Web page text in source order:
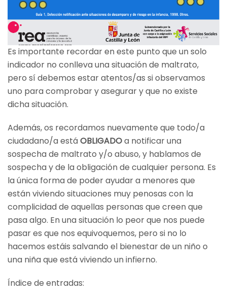
Es importante recordar en este punto que un solo
indicador no conlleva una situación de maltrato,
pero sí debemos estar atentos/as si observamos
uno para comprobar y asegurar y que no existe
dicha situación.
Además, os recordamos nuevamente que todo/a
ciudadano/a estáOBLIGADOa notificar una
sospecha de maltrato y/o abuso, y hablamos de
sospecha y de la obligación de cualquier persona. Es
la única forma de poder ayudar a menores que
están viviendo situaciones muy penosas con la
complicidad de aquellas personas que creen que
pasa algo. En una situación lo peor que nos puede
pasar es que nos equivoquemos, pero si no lo
hacemos estáis salvando el bienestar de un niño o
una niña que está viviendo un infierno.
Índice de entradas: